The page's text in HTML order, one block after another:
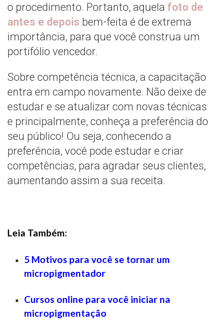
o procedimento. Portanto, aquela foto de
antes e depois bem-feita é de extrema
importância, para que você construa um
portifólio vencedor.
Sobre competência técnica, a capacitação
entra em campo novamente. Não deixe de
estudar e se atualizar com novas técnicas
e principalmente, conheça a preferência do
seu público! Ou seja, conhecendo a
preferência, você pode estudar e criar
competências, para agradar seus clientes,
aumentando assim a sua receita.
Leia Também:
5 Motivos para você se tornar um
micropigmentador
Cursos online para você iniciar na
micropigmentação